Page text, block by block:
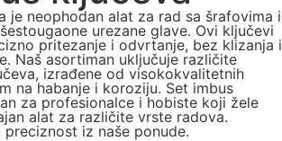
je neophodan alat za rad sa šrafovima i
urezane glave. Ovi ključevi
pritezanje i odvrtanje, bez klizanja i
Naš asortiman uključuje različite
izrađene od visokokvalitetnih
na habanje i koroziju. Set imbus
za profesionalce i hobiste koji žele
alat za različite vrste radova.
iz naše ponude.